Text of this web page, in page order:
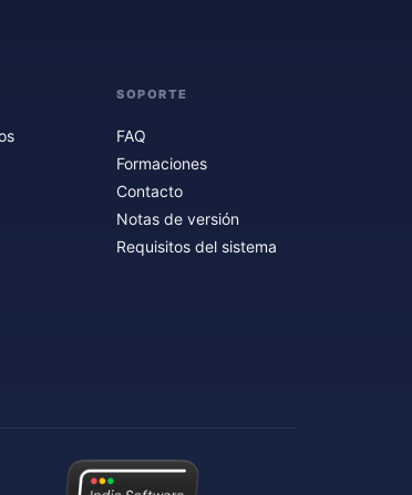
SOPORTE
FAQ
Formaciones
Contacto
Notas de versión
Requisitos del sistema